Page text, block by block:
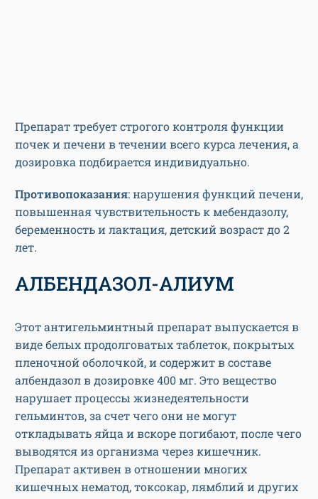
Препарат требует строгого контроля функции
почек и печени в течении всего курса лечения, а
дозировка подбирается индивидуально.
Противопоказания: нарушения функций печени,
повышенная чувствительность к мебендазолу,
беременность и лактация, детский возраст до 2
лет.
АЛБЕНДАЗОЛ-АЛИУМ
Этот антигельминтный препарат выпускается в
виде белых продолговатых таблеток, покрытых
пленочной оболочкой, и содержит в составе
албендазол в дозировке 400 мг. Это вещество
нарушает процессы жизнедеятельности
гельминтов, за счет чего они не могут
откладывать яйца и вскоре погибают, после чего
выводятся из организма через кишечник.
Препарат активен в отношении многих
кишечных нематод, токсокар, лямблий и других